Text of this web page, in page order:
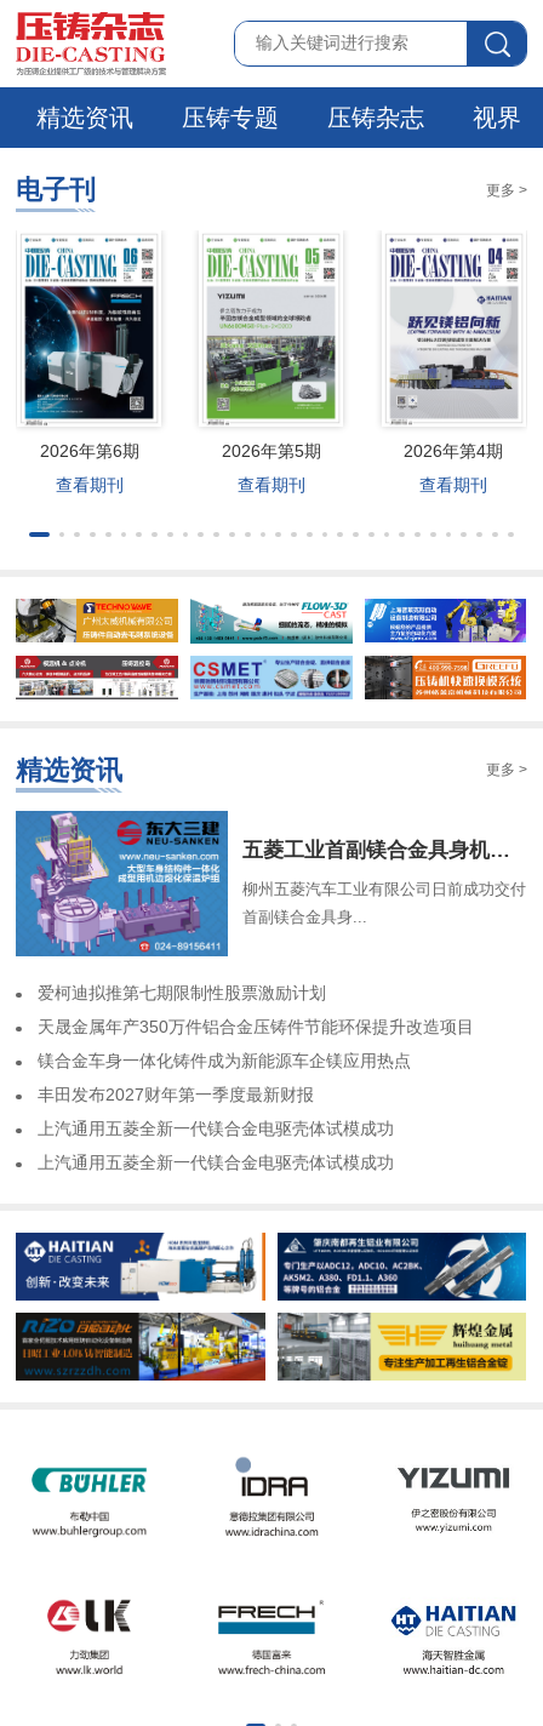
精选资讯 压铸专题 压铸杂志 视界
电子刊 更多 >
2026年第6期
查看期刊
2026年第5期
查看期刊
2026年第4期
查看期刊
精选资讯 更多 >
​五菱工业首副镁合金具身机器人骨架成功交付
柳州五菱汽车工业有限公司日前成功交付
首副镁合金具身...
​爱柯迪拟推第七期限制性股票激励计划
​天晟金属年产350万件铝合金压铸件节能环保提升改造项目
​镁合金车身一体化铸件成为新能源车企镁应用热点
​丰田发布2027财年第一季度最新财报
​上汽通用五菱全新一代镁合金电驱壳体试模成功
​上汽通用五菱全新一代镁合金电驱壳体试模成功